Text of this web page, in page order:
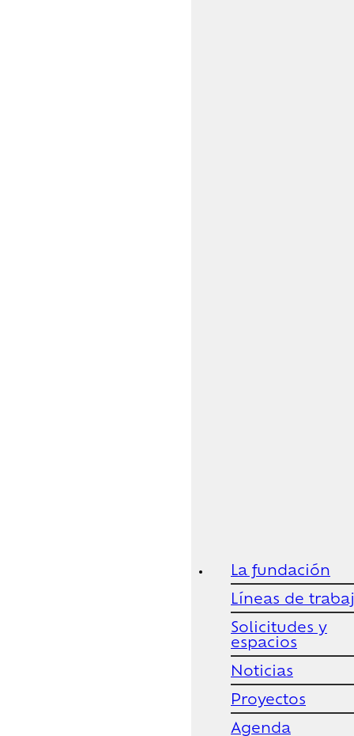
La fundación
Líneas de
Solicitudes y
espacios
Noticias
Proyectos
Agenda